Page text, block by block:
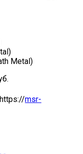
Metal)
https://msr-